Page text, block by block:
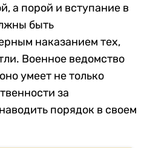
а порой и вступание в
быть
наказанием тех,
Военное ведомство
умеет не только
за
порядок в своем